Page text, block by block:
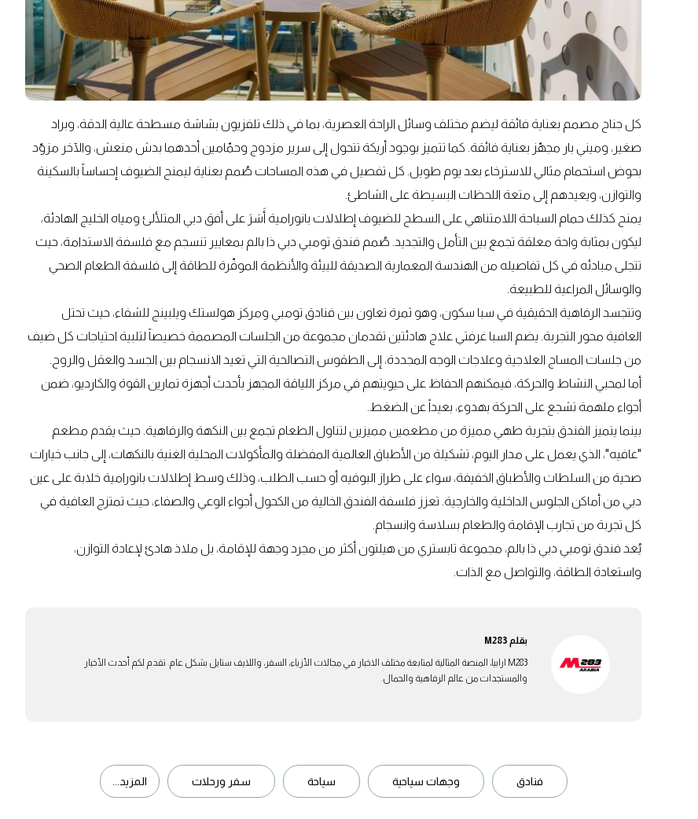
كل جناح مصمم بعناية فائقة ليضم مختلف وسائل الراحة العصرية، بما في ذلك تلفزيون بشاشة مسطحة عالية الدقة، وبراد
صغير، وميني بار مجهّز بعناية فائقة. كما تتميز بوجود أريكة تتحول إلى سرير مزدوج وحمّامين أحدهما بدش منعش، والآخر مزوّد
بحوض استحمام مثالي للاسترخاء بعد يوم طويل. كل تفصيل في هذه المساحات صُمم بعناية ليمنح الضيوف إحساساً بالسكينة
والتوازن، ويعيدهم إلى متعة اللحظات البسيطة على الشاطئ.
يمنح كذلك حمام السباحة اللامتناهي على السطح للضيوف إطلالات بانورامية أَسَرَ على أفق دبي المتلألئ ومياه الخليج الهادئة،
ليكون بمثابة واحة معلقة تجمع بين التأمل والتجديد. صُمم فندق تومبي دبي ذا بالم بمعايير تنسجم مع فلسفة الاستدامة، حيث
تتجلى مبادئه في كل تفاصيله من الهندسة المعمارية الصديقة للبيئة والأنظمة الموفّرة للطاقة إلى فلسفة الطعام الصحي
والوسائل المراعية للطبيعة.
وتتجسد الرفاهية الحقيقية في سبا سكون، وهو ثمرة تعاون بين فنادق تومبي ومركز هولستك ويلبينج للشفاء، حيث تحتل
العافية محور التجربة. يضم السبا غرفتي علاج هادئتين تقدمان مجموعة من الجلسات المصممة خصيصاً لتلبية احتياجات كل ضيف
من جلسات المساج العلاجية وعلاجات الوجه المجددة، إلى الطقوس التصالحية التي تعيد الانسجام بين الجسد والعقل والروح.
أما لمحبي النشاط والحركة، فيمكنهم الحفاظ على حيويتهم في مركز اللياقة المجهز بأحدث أجهزة تمارين القوة والكارديو، ضمن
أجواء ملهمة تشجع على الحركة بهدوء، بعيداً عن الضغط.
بينما يتميز الفندق بتجربة طهي مميزة من مطعمين مميزين لتناول الطعام تجمع بين النكهة والرفاهية. حيث يقدم مطعم
"عافيه"، الذي يعمل على مدار اليوم، تشكيلة من الأطباق العالمية المفضلة والمأكولات المحلية الغنية بالنكهات، إلى جانب خيارات
صحية من السلطات والأطباق الخفيفة، سواء على طراز البوفيه أو حسب الطلب، وذلك وسط إطلالات بانورامية خلابة على عين
دبي من أماكن الجلوس الداخلية والخارجية. تعزز فلسفة الفندق الخالية من الكحول أجواء الوعي والصفاء، حيث تمتزج العافية في
كل تجربة من تجارب الإقامة والطعام بسلاسة وانسجام.
يُعد فندق تومبي دبي ذا بالم، مجموعة تابستري من هيلتون أكثر من مجرد وجهة للإقامة، بل ملاذ هادئ لإعادة التوازن،
واستعادة الطاقة، والتواصل مع الذات.
بقلم M283
M283 ارابيا، المنصة المثالية لمتابعة مختلف الاخبار في مجالات الأزياء، السفر، واللايف ستايل بشكل عام. تقدم لكم أحدث الأخبار
والمستجدات من عالم الرفاهية والجمال.
فنادق وجهات سياحية سياحة سفر ورحلات المزيد...